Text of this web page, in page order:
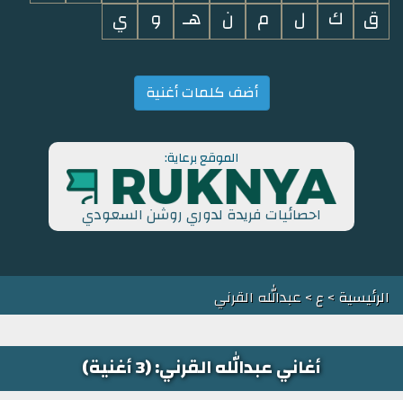
ق
ك ل م ن هـ و ي
أضف كلمات أغنية
الموقع برعاية:
احصائيات فريدة لدوري روشن السعودي
الرئيسية>ع> عبدالله القرني
أغاني عبدالله القرني: (3 أغنية)